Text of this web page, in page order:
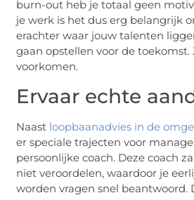
burn-out heb je totaal geen
je werk is het dus erg belangrijk
erachter waar jouw talenten
gaan opstellen voor de
voorkomen.
Ervaar echte
Naast loopbaanadvies in de
er speciale trajecten voor
persoonlijke coach. Deze coach
niet veroordelen, waardoor je
worden vragen snel beantwoord.